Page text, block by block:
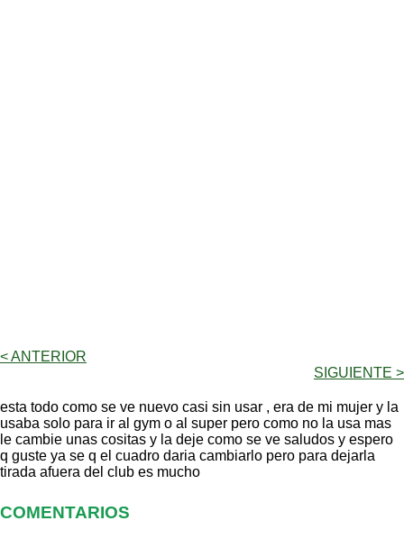
< ANTERIOR
SIGUIENTE >
esta todo como se ve nuevo casi sin usar , era de mi mujer y la
usaba solo para ir al gym o al super pero como no la usa mas
le cambie unas cositas y la deje como se ve saludos y espero
q guste ya se q el cuadro daria cambiarlo pero para dejarla
tirada afuera del club es mucho
COMENTARIOS